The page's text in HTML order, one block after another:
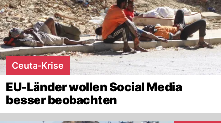
Ceuta-Krise
EU-Länder wollen Social Media
besser beobachten